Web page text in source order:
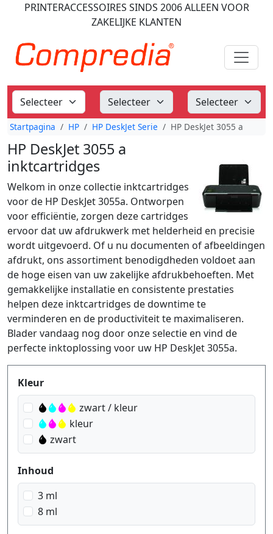
PRINTERACCESSOIRES SINDS 2006ALLEEN VOOR
ZAKELIJKE KLANTEN
Startpagina HP HP DeskJet Serie HP DeskJet 3055 a
HP DeskJet 3055 a
inktcartridges
Welkom in onze collectie inktcartridges
voor de HP DeskJet 3055a. Ontworpen
voor efficiëntie, zorgen deze cartridges
ervoor dat uw afdrukwerk met helderheid en precisie
wordt uitgevoerd. Of u nu documenten of afbeeldingen
afdrukt, ons assortiment benodigdheden voldoet aan
de hoge eisen van uw zakelijke afdrukbehoeften. Met
gemakkelijke installatie en consistente prestaties
helpen deze inktcartridges de downtime te
verminderen en de productiviteit te maximaliseren.
Blader vandaag nog door onze selectie en vind de
perfecte inktoplossing voor uw HP DeskJet 3055a.
Produktfilter
Kleur
zwart / kleur
kleur
zwart
Inhoud
3 ml
8 ml